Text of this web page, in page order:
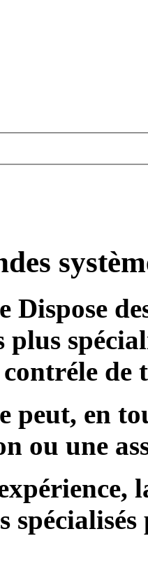
des
Dispose
plus
de
peut, en
ou une